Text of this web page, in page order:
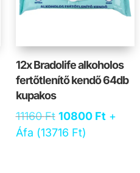
12x Bradolife alkoholos
fertőtlenítő kendő 64db
kupakos
11160Ft Original
price
10800 FtCurrent
+
Áfa (13716 Ft)